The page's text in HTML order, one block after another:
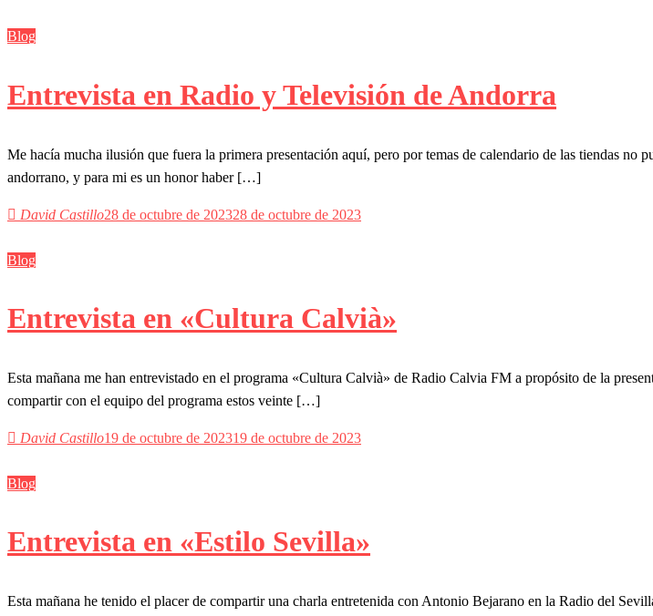
Blog
Entrevista en Radio y Televisión de Andorra
Me hacía mucha ilusión que fuera la primera presentación aquí, pero por temas de calendario de las tiendas
andorrano, y para mi es un honor haber […]
David Castillo28 de octubre de 202328 de octubre de 2023
Blog
Entrevista en «Cultura Calvià»
Esta mañana me han entrevistado en el programa «Cultura Calvià» de Radio Calvia FM a propósito de la
compartir con el equipo del programa estos veinte […]
David Castillo19 de octubre de 202319 de octubre de 2023
Blog
Entrevista en «Estilo Sevilla»
Esta mañana he tenido el placer de compartir una charla entretenida con Antonio Bejarano en la Radio del